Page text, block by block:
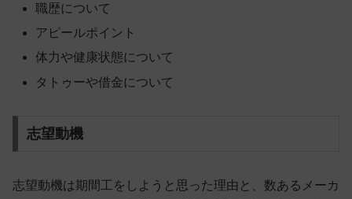
職歴について
アピールポイント
体力や健康状態について
タトゥーや借金について
志望動機
志望動機は期間工をしようと思った理由と、数あるメーカ